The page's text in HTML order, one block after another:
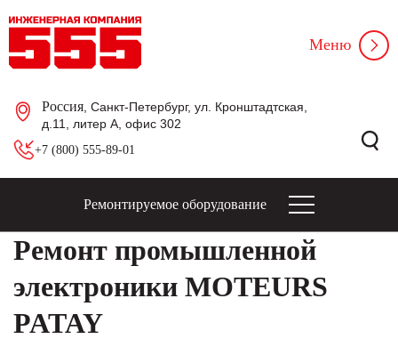
Россия , Санкт-Петербург, ул. Кронштадтская,
д.11, литер А, офис 302
+7 (800) 555-89-01
Меню
Ремонтируемое оборудование
Ремонт промышленной
электроники MOTEURS
PATAY